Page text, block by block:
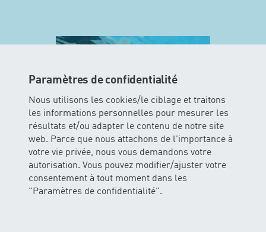
Paramètres de confidentialité
Nous utilisons les cookies/le ciblage et traitons
les informations personnelles pour mesurer les
résultats et/ou adapter le contenu de notre site
web. Parce que nous attachons de l'importance à
votre vie privée, nous vous demandons votre
autorisation. Vous pouvez modifier/ajuster votre
consentement à tout moment dans les
"Paramètres de confidentialité".
MINIS